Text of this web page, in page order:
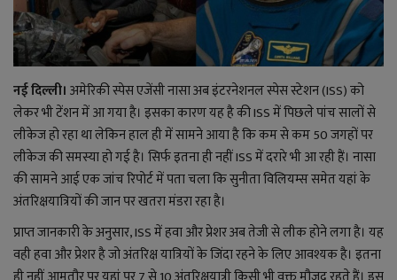
बिजनेस
मनोरंजन
ज्ञान विज्ञान
करिअर
वाद विवाद
संपादकीय
नई दिल्ली। अमेरिकी स्पेस एजेंसी नासा अब इंटरनेशनल स्पेस स्टेशन (ISS) को
लेकर भी टेंशन में आ गया है। इसका कारण यह है की ISS में पिछले पांच सालों से
लीकेज हो रहा था लेकिन हाल ही में सामने आया है कि कम से कम 50 जगहों पर
लीकेज की समस्या हो गई है। सिर्फ इतना ही नहीं ISS में दरारे भी आ रही हैं। नासा
की सामने आई एक जांच रिपोर्ट में पता चला कि सुनीता विलियम्स समेत यहां के
अंतरिक्षयात्रियों की जान पर खतरा मंडरा रहा है।
प्राप्त जानकारी के अनुसार, ISS में हवा और प्रेशर अब तेजी से लीक होने लगा है। यह
वही हवा और प्रेशर है जो अंतरिक्ष यात्रियों के जिंदा रहने के लिए आवश्यक है। इतना